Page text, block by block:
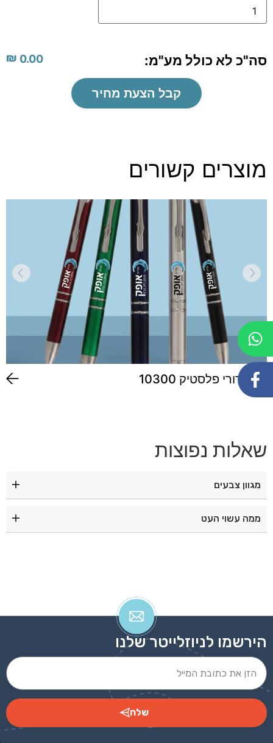
סה"כ לא כולל מע"מ: ₪ 0.00
קבל הצעת מחיר
מוצרים קשורים
עט כדורי פלסטיק 10300
שאלות נפוצות
מגוון צבעים
ממה עשוי העט
הירשמו לניוזלייטר שלנו
שלח